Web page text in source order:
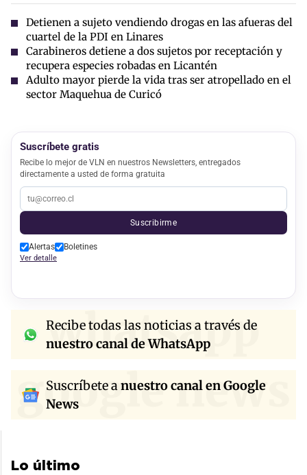
Detienen a sujeto vendiendo drogas en las afueras del
cuartel de la PDI en Linares
Carabineros detiene a dos sujetos por receptación y
recupera especies robadas en Licantén
Adulto mayor pierde la vida tras ser atropellado en el
sector Maquehua de Curicó
Suscríbete gratis
Recibe lo mejor de VLN en nuestros Newsletters, entregados
directamente a usted de forma gratuita
Suscribirme
Alertas Boletines
Ver detalle
whatsapp
Recibe todas las noticias a través de
nuestro canal de WhatsApp
google news
Suscríbete anuestro canal en Google
News
Lo último